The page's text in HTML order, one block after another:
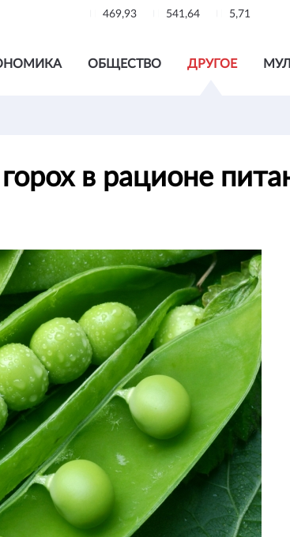
469,93 541,64 5,71
ОБЩЕСТВО ДРУГОЕ
в рационе